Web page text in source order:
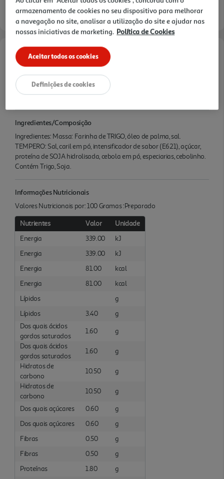
Características
Quantidade Liquida
0.085 KG
Ingredientes/Composição
Ingredientes: Massa: Farinha de TRIGO, óleo de palma, sal.
TEMPERO: Sal, caril em pó, intensificador de sabor (E621), açúcar,
proteína de SOJA hidrolisada, cebola em pó, especiarias, cebolinho.
Contém Trigo, Soja.
Informações Nutricionais
Valores Nutricionais por: 100 Gramas :Preparado
Nutrientes Valor
Unidade
Energia
339.00
kJ
Energia
339.00
kJ
Energia
81.00
kcal
Energia
81.00
kcal
Lípidos
g
Lípidos
3.40
g
Dos quais ácidos
gordos saturados
1.60
g
Dos quais ácidos
gordos saturados
1.60
g
Hidratos de
carbono
10.50
g
Hidratos de
carbono
10.50 g
Dos quais açúcares 0.60
g
Dos quais açúcares
0.60
g
Fibras
0.50
g
Fibras
0.50
g
Proteínas
1.80
g
armazenamento de cookies no seu dispositivo para melhorar
a navegação no site, analisar a utilização do site e ajudar nas
nossas iniciativas de marketing. Política de Cookies
Aceitar todos os cookies
Definições de cookies